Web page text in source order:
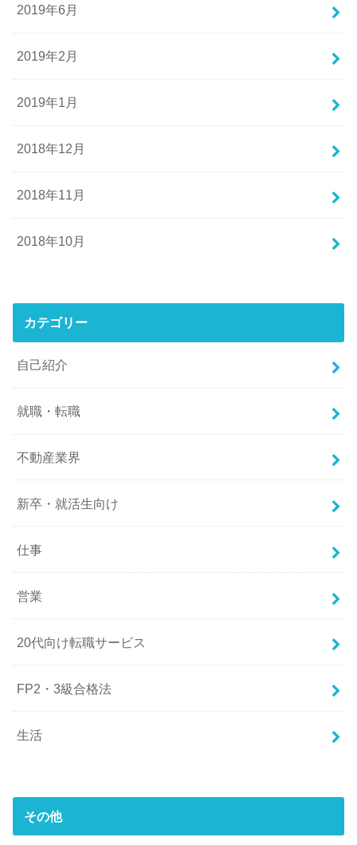
2019年6月
2019年2月
2019年1月
2018年12月
2018年11月
2018年10月
カテゴリー
自己紹介
就職・転職
不動産業界
新卒・就活生向け
仕事
営業
20代向け転職サービス
FP2・3級合格法
生活
その他